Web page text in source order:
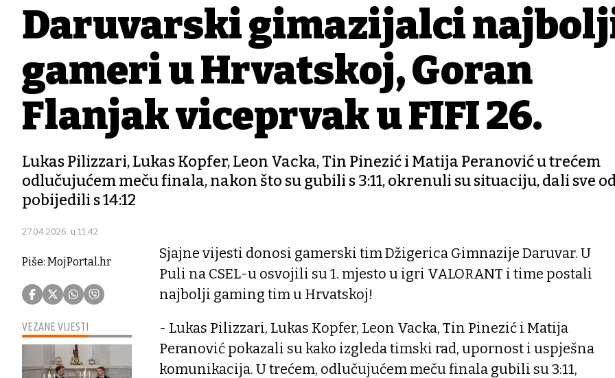
Daruvarski gimazijalci
gameri u Hrvatskoj, Goran
Flanjak viceprvak u FIFI 26.
Lukas Pilizzari, Lukas Kopfer, Leon Vacka, Tin Pinezić i Matija Peranović u trećem
odlučujućem meču finala, nakon što su gubili s 3:11, okrenuli su situaciju, dali sve
pobijedili s 14:12
27.04.2026. u 11:42
Piše: MojPortal.hr
VEZANE VIJESTI
Sjajne vijesti donosi gamerski tim Džigerica Gimnazije Daruvar. U
Puli na CSEL-u osvojili su 1. mjesto u igri VALORANT i time postali
najbolji gaming tim u Hrvatskoj!
- Lukas Pilizzari, Lukas Kopfer, Leon Vacka, Tin Pinezić i Matija
Peranović pokazali su kako izgleda timski rad, upornost i uspješna
komunikacija. U trećem, odlučujućem meču finala gubili su 3:11,